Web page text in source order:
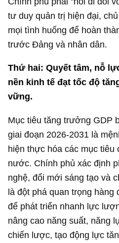
tư duy quản trị hiện đại,
mọi tình huống để hoàn
trước Đảng và nhân dân.
Thứ hai: Quyết tâm, nỗ
nền kinh tế đạt tốc độ
vững.
Mục tiêu tăng trưởng GDP
giai đoạn 2026-2031 là
hiện thực hóa các mục tiêu
nước. Chính phủ xác định
nghệ, đổi mới sáng tạo và
là đột phá quan trọng hàng
để phát triển nhanh lực
nâng cao năng suất, năng
chiến lược, tạo động lực